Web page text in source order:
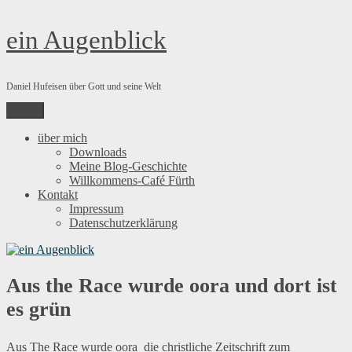
Zum
Inhalt
ein Augenblick
Daniel Hufeisen über Gott und seine Welt
über mich
Downloads
Meine Blog-Geschichte
Willkommens-Café Fürth
Kontakt
Impressum
Datenschutzerklärung
Aus the Race wurde oora und dort ist
es grün
Aus The Race wurde oora  die christliche Zeitschrift zum